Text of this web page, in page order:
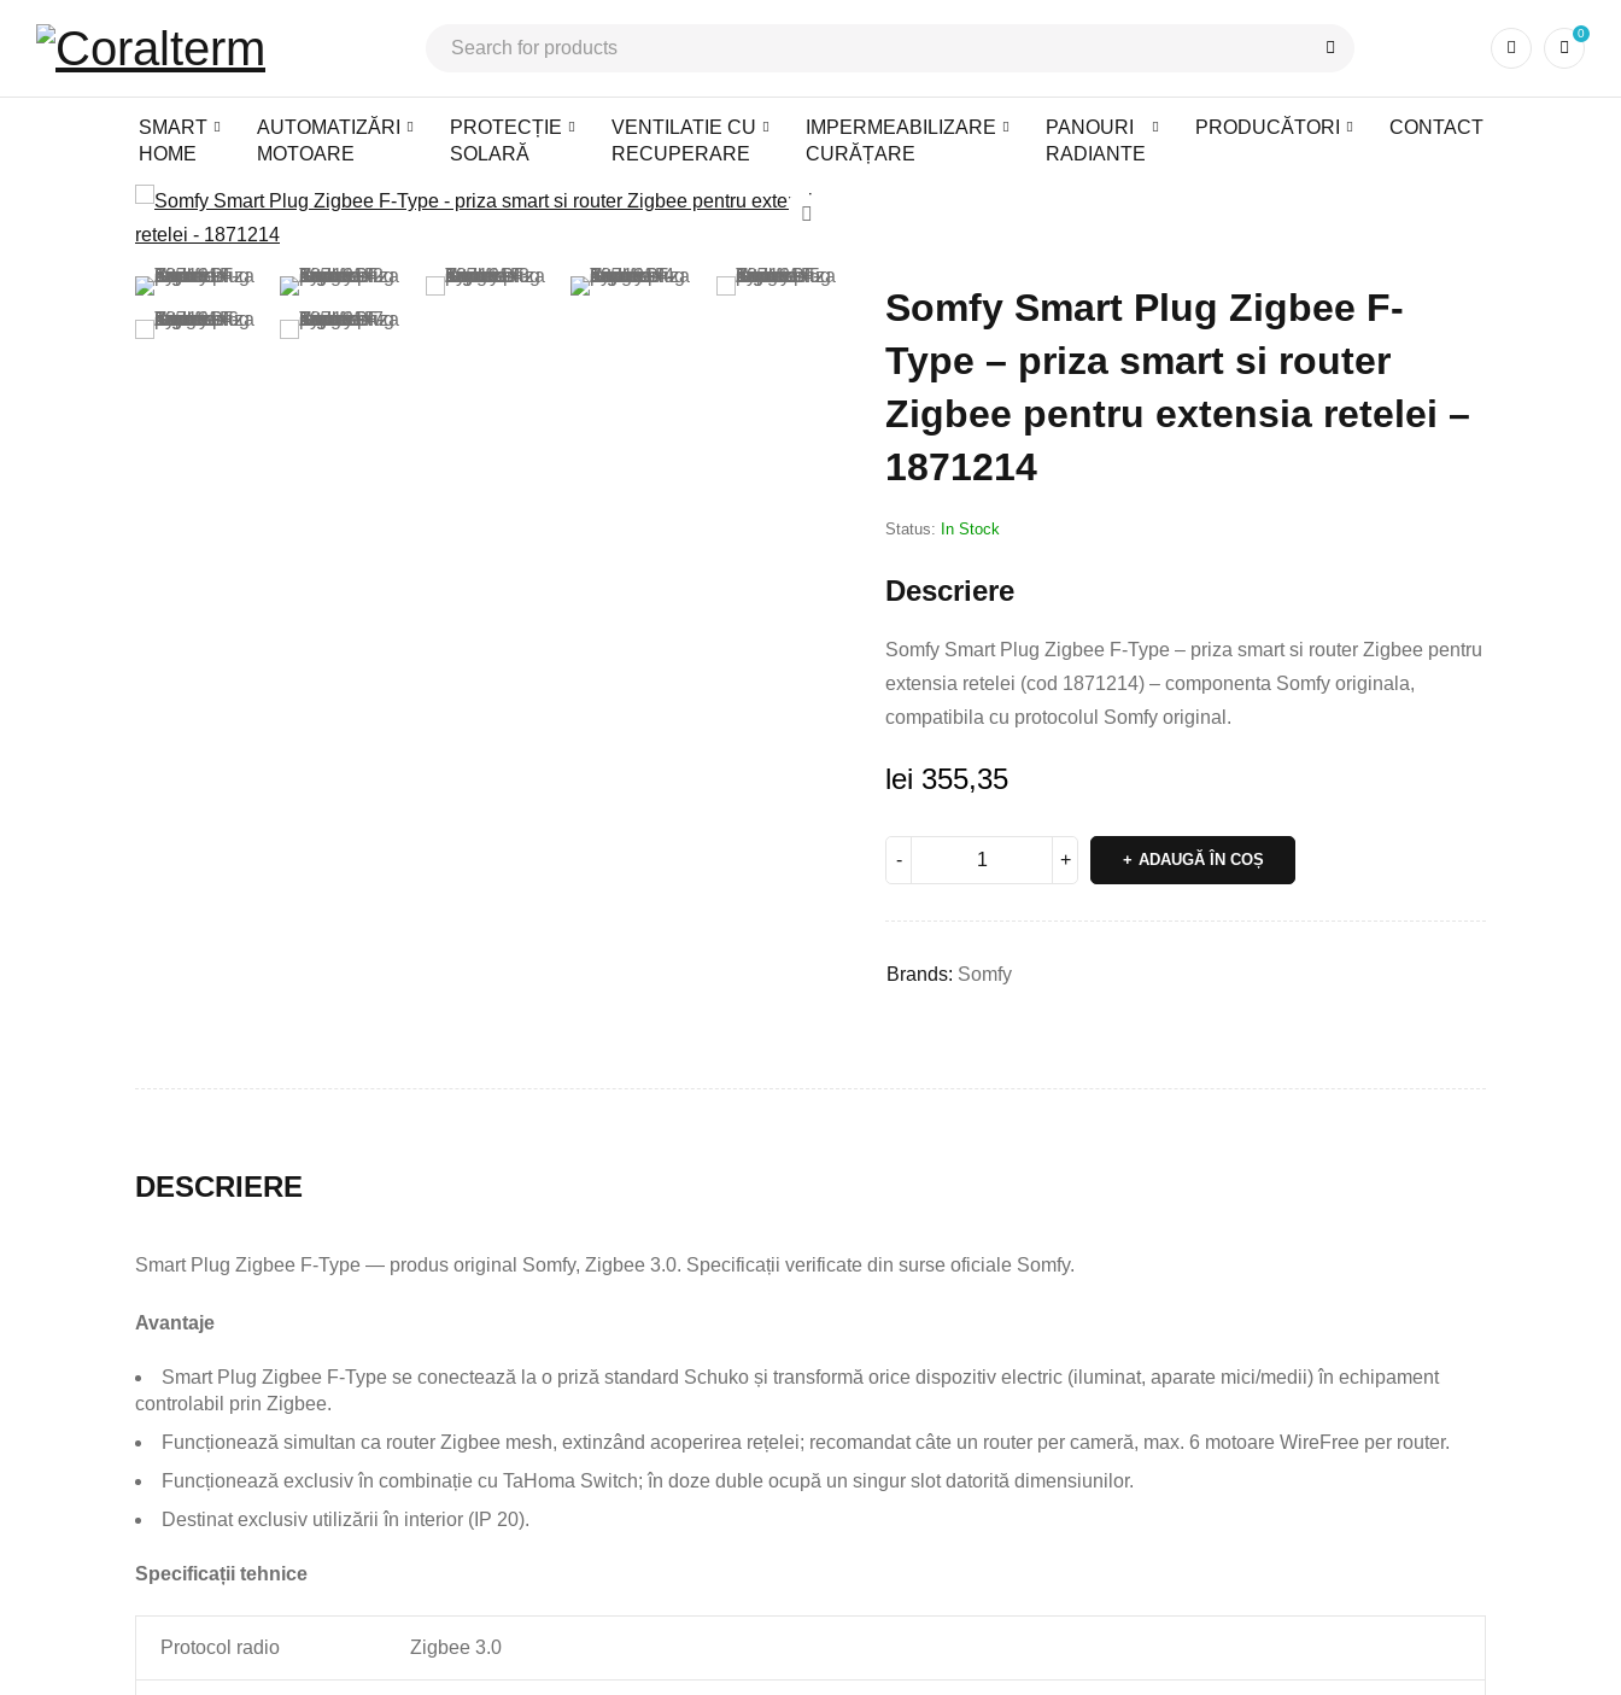
0
SMART
HOME
AUTOMATIZĂRI
MOTOARE
PROTECȚIE
SOLARĂ
VENTILATIE CU
RECUPERARE
IMPERMEABILIZARE
CURĂȚARE
PANOURI
RADIANTE
PRODUCĂTORI CONTACT
Somfy Smart Plug Zigbee F-
Type – priza smart si router
Zigbee pentru extensia retelei –
1871214
Status: In Stock
Descriere
Somfy Smart Plug Zigbee F-Type – priza smart si router Zigbee pentru
extensia retelei (cod 1871214) – componenta Somfy originala,
compatibila cu protocolul Somfy original.
lei 355,35
ADAUGĂ ÎN COȘ
Brands: Somfy
DESCRIERE
Smart Plug Zigbee F-Type — produs original Somfy, Zigbee 3.0. Specificații verificate din surse oficiale Somfy.
Avantaje
Smart Plug Zigbee F-Type se conectează la o priză standard Schuko și transformă orice dispozitiv electric (iluminat, aparate mici/medii) în echipament
controlabil prin Zigbee.
Funcționează simultan ca router Zigbee mesh, extinzând acoperirea rețelei; recomandat câte un router per cameră, max. 6 motoare WireFree per router.
Funcționează exclusiv în combinație cu TaHoma Switch; în doze duble ocupă un singur slot datorită dimensiunilor.
Destinat exclusiv utilizării în interior (IP 20).
Specificații tehnice
Protocol radio Zigbee 3.0